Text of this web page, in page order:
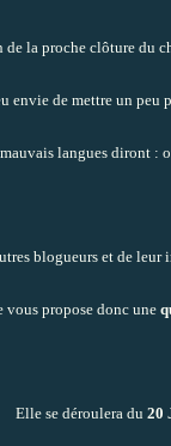
de la proche clôture du
envie de mettre un peu
langues diront :
blogueurs et de leur
vous propose donc une
Elle se déroulera du 20